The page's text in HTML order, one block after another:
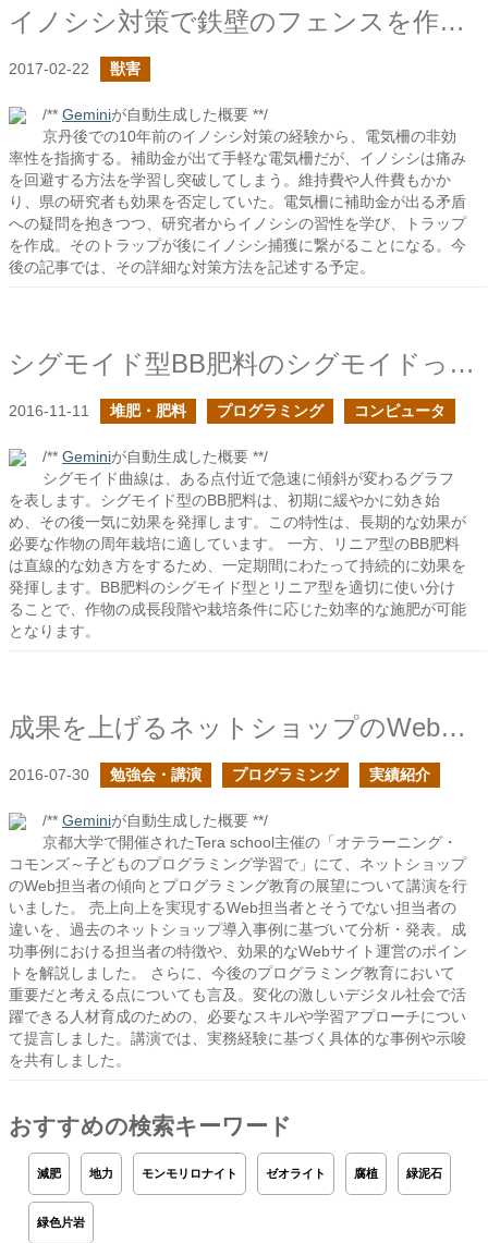
イノシシ対策で鉄壁のフェンスを作りたい
2017-02-22 獣害
/** Geminiが自動生成した概要 **/
京丹後での10年前のイノシシ対策の経験から、電気柵の非効
率性を指摘する。補助金が出て手軽な電気柵だが、イノシシは痛み
を回避する方法を学習し突破してしまう。維持費や人件費もかか
り、県の研究者も効果を否定していた。電気柵に補助金が出る矛盾
への疑問を抱きつつ、研究者からイノシシの習性を学び、トラップ
を作成。そのトラップが後にイノシシ捕獲に繋がることになる。今
後の記事では、その詳細な対策方法を記述する予定。
シグモイド型BB肥料のシグモイドって何？
2016-11-11 堆肥・肥料 プログラミング コンピュータ
/** Geminiが自動生成した概要 **/
シグモイド曲線は、ある点付近で急速に傾斜が変わるグラフ
を表します。シグモイド型のBB肥料は、初期に緩やかに効き始
め、その後一気に効果を発揮します。この特性は、長期的な効果が
必要な作物の周年栽培に適しています。 一方、リニア型のBB肥料
は直線的な効き方をするため、一定期間にわたって持続的に効果を
発揮します。BB肥料のシグモイド型とリニア型を適切に使い分け
ることで、作物の成長段階や栽培条件に応じた効率的な施肥が可能
となります。
成果を上げるネットショップのWeb担当者の傾向と今後のプログラミング教育で思うことについてお話をさせていただきました
2016-07-30 勉強会・講演 プログラミング 実績紹介
/** Geminiが自動生成した概要 **/
京都大学で開催されたTera school主催の「オテラーニング・
コモンズ～子どものプログラミング学習で」にて、ネットショップ
のWeb担当者の傾向とプログラミング教育の展望について講演を行
いました。 売上向上を実現するWeb担当者とそうでない担当者の
違いを、過去のネットショップ導入事例に基づいて分析・発表。成
功事例における担当者の特徴や、効果的なWebサイト運営のポイン
トを解説しました。 さらに、今後のプログラミング教育において
重要だと考える点についても言及。変化の激しいデジタル社会で活
躍できる人材育成のための、必要なスキルや学習アプローチについ
て提言しました。講演では、実務経験に基づく具体的な事例や示唆
を共有しました。
おすすめの検索キーワード
減肥 地力 モンモリロナイト ゼオライト 腐植 緑泥石
緑色片岩